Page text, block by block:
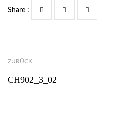
Share :
ZURÜCK
CH902_3_02